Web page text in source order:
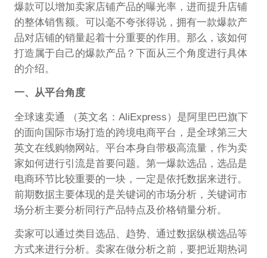
爆款可以增加卖家店铺产品的曝光率，进而提升店铺
的整体销售额。可以毫不夸张得说，拥有一款爆款产
品对店铺的销量起着十分重要的作用。那么，该如何
打造属于自己的爆款产品？下面从三个角度进行具体
的介绍。
一、从平台角度
全球速卖通 （英文名：AliExpress）是阿里巴巴旗下
的面向国际市场打造的跨境电商平台，是全球第三大
英文在线购物网站。平台本身自带极高流量，作为卖
家如何进行引流是首要问题。第一爆款选品，选品是
电商环节比较重要的一块，一定是依托数据来进行。
前期数据主要体现的是关键词的市场分析，关键词市
场分析主要分析同行产品特点及价格销量分析。
卖家可以通过类目选品、趋势、通过数据纵横选品等
方式来进行分析。卖家在做分析之前，要把近期热词